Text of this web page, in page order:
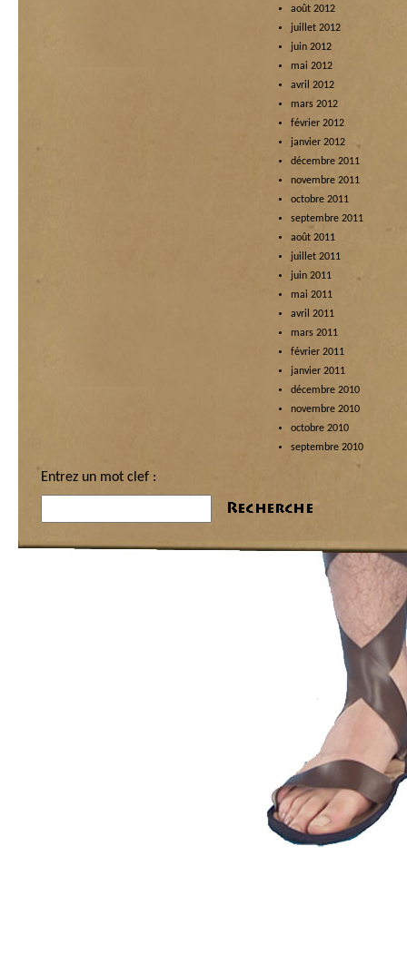
août 2012
juillet 2012
juin 2012
mai 2012
avril 2012
mars 2012
février 2012
janvier 2012
décembre 2011
novembre 2011
octobre 2011
septembre 2011
août 2011
juillet 2011
juin 2011
mai 2011
avril 2011
mars 2011
février 2011
janvier 2011
décembre 2010
novembre 2010
octobre 2010
septembre 2010
Entrez un mot clef :